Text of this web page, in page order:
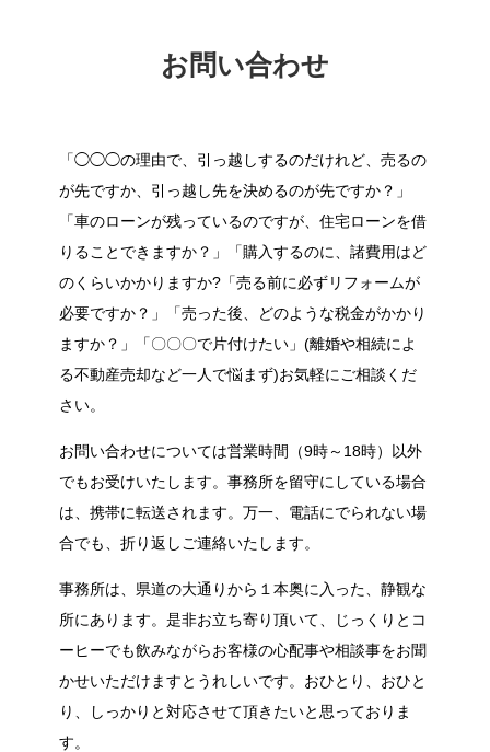
お問い合わせ
「◯◯◯の理由で、引っ越しするのだけれど、売るの
が先ですか、引っ越し先を決めるのが先ですか？」
「車のローンが残っているのですが、住宅ローンを借
りることできますか？」「購入するのに、諸費用はど
のくらいかかりますか?「売る前に必ずリフォームが
必要ですか？」「売った後、どのような税金がかかり
ますか？」「〇〇〇で片付けたい」(離婚や相続によ
る不動産売却など一人で悩まず)お気軽にご相談くだ
さい。
お問い合わせについては営業時間（9時～18時）以外
でもお受けいたします。事務所を留守にしている場合
は、携帯に転送されます。万一、電話にでられない場
合でも、折り返しご連絡いたします。
事務所は、県道の大通りから１本奥に入った、静観な
所にあります。是非お立ち寄り頂いて、じっくりとコ
ーヒーでも飲みながらお客様の心配事や相談事をお聞
かせいただけますとうれしいです。おひとり、おひと
り、しっかりと対応させて頂きたいと思っておりま
す。